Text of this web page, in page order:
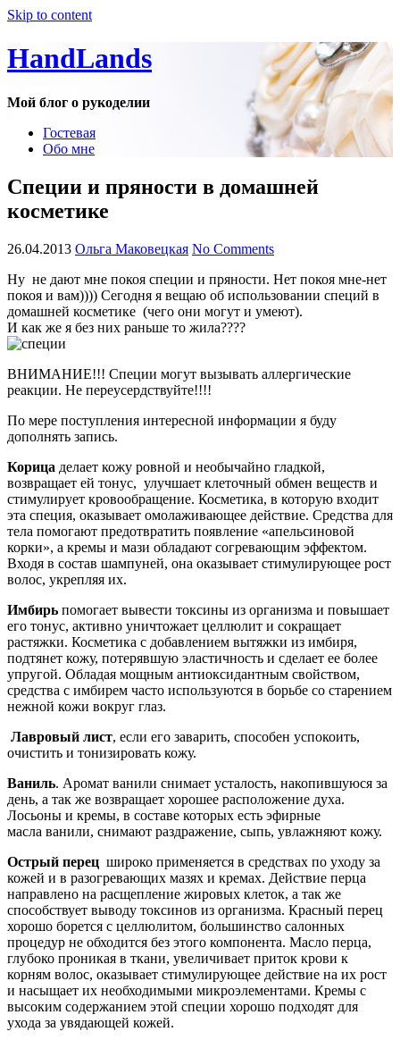
Skip to content
HandLands
Мой блог о рукоделии
Гостевая
Обо мне
Специи и пряности в домашней
косметике
26.04.2013 Ольга Маковецкая No Comments
Ну не дают мне покоя специи и пряности. Нет покоя мне-нет
покоя и вам)))) Сегодня я вещаю об использовании специй в
домашней косметике (чего они могут и умеют).
И как же я без них раньше то жила????
ВНИМАНИЕ!!! Специи могут вызывать аллергические
реакции. Не переусердствуйте!!!!
По мере поступления интересной информации я буду
дополнять запись.
Корица делает кожу ровной и необычайно гладкой,
возвращает ей тонус, улучшает клеточный обмен веществ и
стимулирует кровообращение. Косметика, в которую входит
эта специя, оказывает омолаживающее действие. Средства для
тела помогают предотвратить появление «апельсиновой
корки», а кремы и мази обладают согревающим эффектом.
Входя в состав шампуней, она оказывает стимулирующее рост
волос, укрепляя их.
Имбирь помогает вывести токсины из организма и повышает
его тонус, активно уничтожает целлюлит и сокращает
растяжки. Косметика с добавлением вытяжки из имбиря,
подтянет кожу, потерявшую эластичность и сделает ее более
упругой. Обладая мощным антиоксидантным свойством,
средства с имбирем часто используются в борьбе со старением
нежной кожи вокруг глаз.
Лавровый лист, если его заварить, способен успокоить,
очистить и тонизировать кожу.
Ваниль. Аромат ванили снимает усталость, накопившуюся за
день, а так же возвращает хорошее расположение духа.
Лосьоны и кремы, в составе которых есть эфирные
масла ванили, снимают раздражение, сыпь, увлажняют кожу.
Острый перец широко применяется в средствах по уходу за
кожей и в разогревающих мазях и кремах. Действие перца
направлено на расщепление жировых клеток, а так же
способствует выводу токсинов из организма. Красный перец
хорошо борется с целлюлитом, большинство салонных
процедур не обходится без этого компонента. Масло перца,
глубоко проникая в ткани, увеличивает приток крови к
корням волос, оказывает стимулирующее действие на их рост
и насыщает их необходимыми микроэлементами. Кремы с
высоким содержанием этой специи хорошо подходят для
ухода за увядающей кожей.